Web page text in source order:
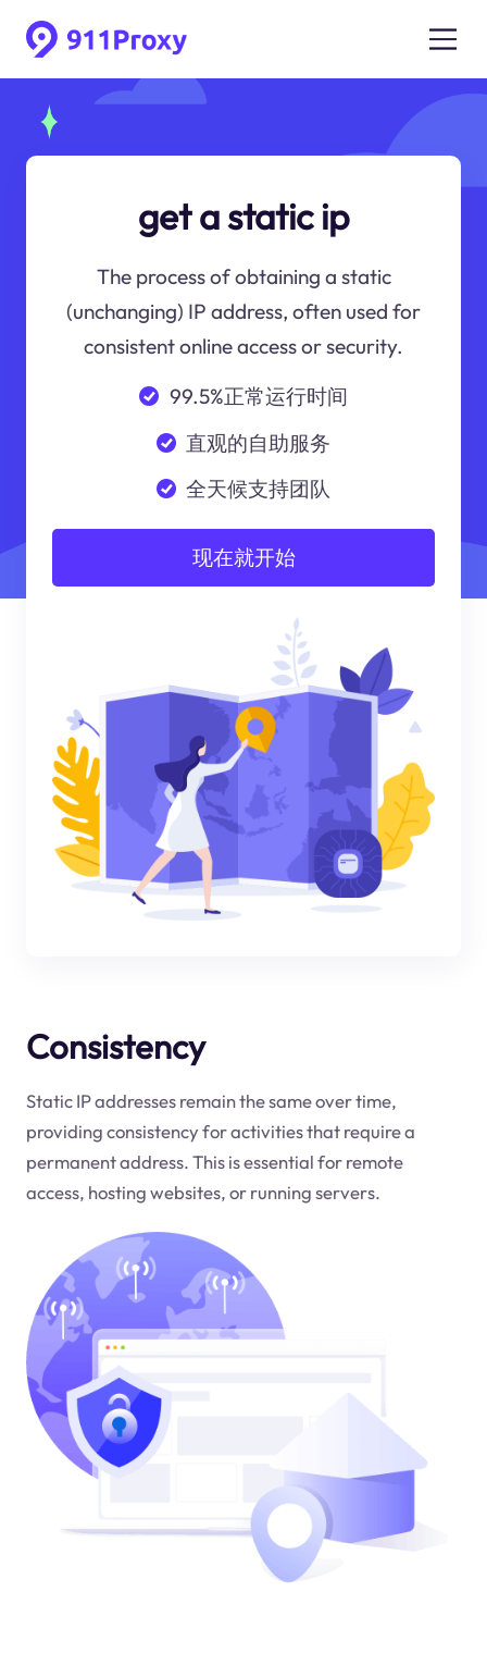
get a static ip
The process of obtaining a static
(unchanging) IP address, often used for
consistent online access or security.
99.5%正常运行时间
直观的自助服务
全天候支持团队
现在就开始
Consistency
Static IP addresses remain the same over time,
providing consistency for activities that require a
permanent address. This is essential for remote
access, hosting websites, or running servers.